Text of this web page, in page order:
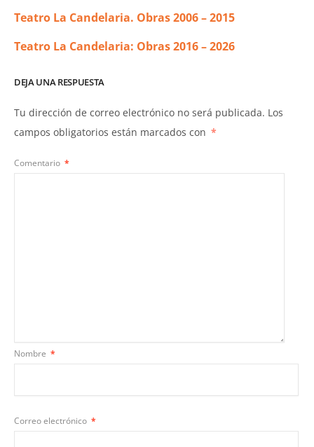
Teatro La Candelaria. Obras 2006 – 2015
Teatro La Candelaria: Obras 2016 – 2026
DEJA UNA RESPUESTA
Tu dirección de correo electrónico no será publicada. Los
campos obligatorios están marcados con *
Comentario *
Nombre *
Correo electrónico *